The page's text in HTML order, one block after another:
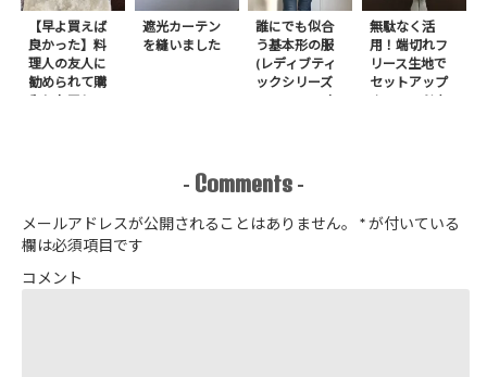
【早よ買えば
良かった】料
理人の友人に
勧められて購
入したアレ
遮光カーテン
を縫いました
誰にでも似合
う基本形の服
(レディブティ
ックシリーズ
no.8272) か
アップジャケ
ットを作りま
無駄なく活
用！端切れフ
リース生地で
セットアップ
＋スヌードを1
- Comments -
メールアドレスが公開されることはありません。 *が付いている
欄は必須項目です
コメント